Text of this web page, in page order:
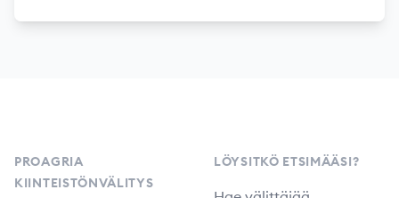
PROAGRIA
KIINTEISTÖNVÄLITYS
LÖYSITKÖ ETSIMÄÄSI?